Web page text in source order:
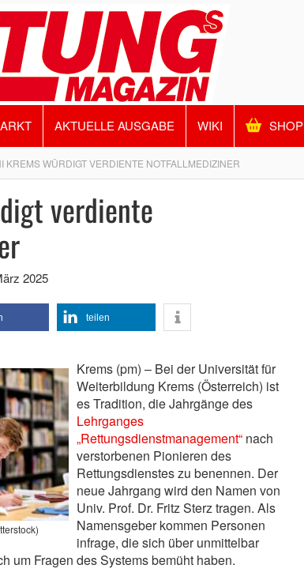
AKTUELLE AUSGABE WIKI SHOP
KREMS WÜRDIGT VERDIENTE NOTFALLMEDIZINER
verdiente
2025
teilen
Krems (pm) – Bei der Universität für
Weiterbildung Krems (Österreich) ist
es Tradition, die Jahrgänge des
Lehrganges
„Rettungsdienstmanagement“nach
verstorbenen Pionieren des
Rettungsdienstes zu benennen. Der
neue Jahrgang wird den Namen von
Univ. Prof. Dr. Fritz Sterz tragen. Als
Namensgeber kommen Personen
infrage, die sich über unmittelbar
um Fragen des Systems bemüht haben.